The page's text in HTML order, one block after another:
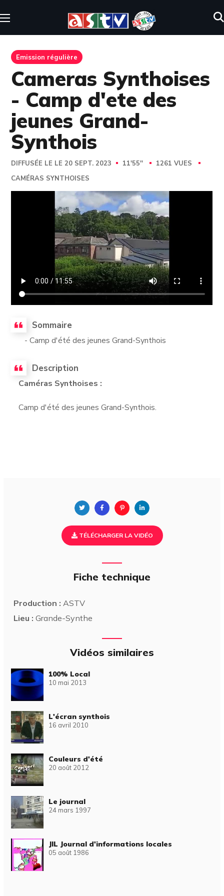
Emission régulière
Cameras Synthoises
- Camp d'ete des
jeunes Grand-
Synthois
DIFFUSÉE LE LE 20 SEPT. 2023 11'55''
1261 VUES
CAMÉRAS SYNTHOISES
Sommaire
- Camp d'été des jeunes Grand-Synthois
Description
Caméras Synthoises :
Camp d'été des jeunes Grand-Synthois.
TÉLÉCHARGER LA VIDÉO
Fiche technique
Production : ASTV
Lieu : Grande-Synthe
Vidéos similaires
100% Local
10 mai 2013
L'écran synthois
16 avril 2010
Couleurs d'été
20 août 2012
Le journal
24 mars 1997
JIL Journal d'informations locales
05 août 1986